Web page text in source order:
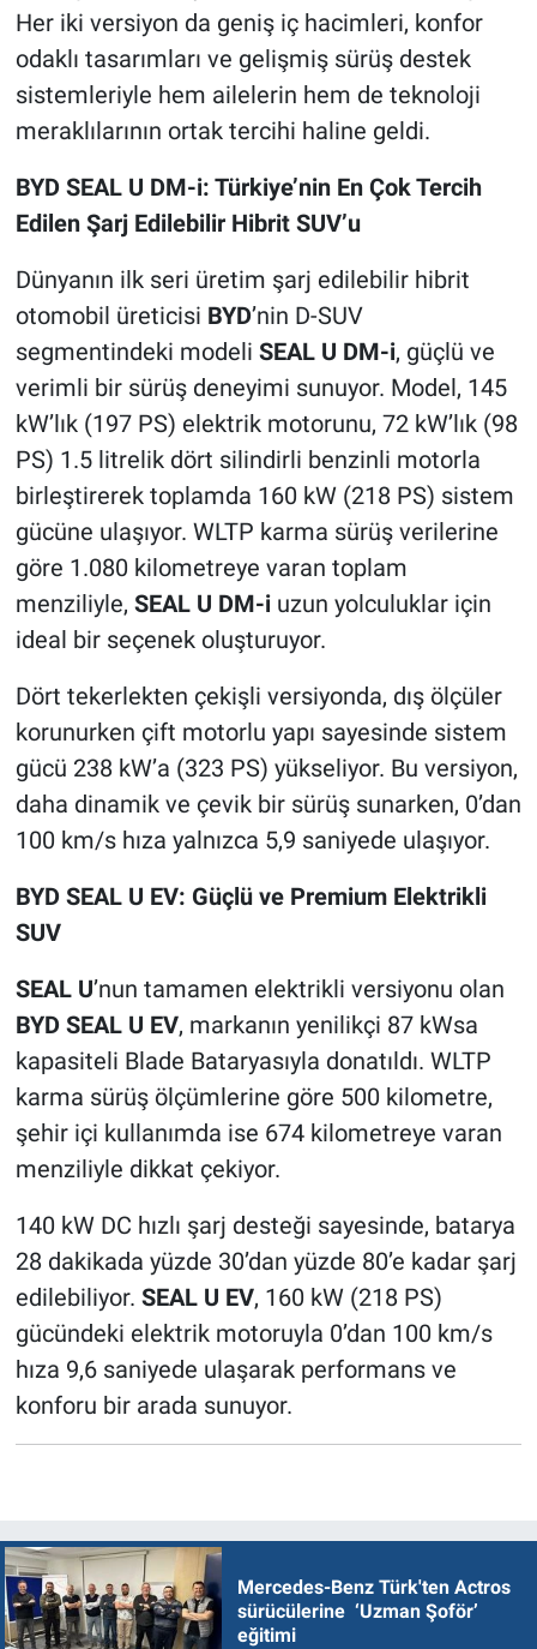
Her iki versiyon da geniş iç hacimleri, konfor
odaklı tasarımları ve gelişmiş sürüş destek
sistemleriyle hem ailelerin hem de teknoloji
meraklılarının ortak tercihi haline geldi.
BYD SEAL U DM-i: Türkiye’nin En Çok Tercih
Edilen Şarj Edilebilir Hibrit SUV’u
Dünyanın ilk seri üretim şarj edilebilir hibrit
otomobil üreticisi BYD’nin D-SUV
segmentindeki modeli SEAL U DM-i, güçlü ve
verimli bir sürüş deneyimi sunuyor. Model, 145
kW’lık (197 PS) elektrik motorunu, 72 kW’lık (98
PS) 1.5 litrelik dört silindirli benzinli motorla
birleştirerek toplamda 160 kW (218 PS) sistem
gücüne ulaşıyor. WLTP karma sürüş verilerine
göre 1.080 kilometreye varan toplam
menziliyle, SEAL U DM-iuzun yolculuklar için
ideal bir seçenek oluşturuyor.
Dört tekerlekten çekişli versiyonda, dış ölçüler
korunurken çift motorlu yapı sayesinde sistem
gücü 238 kW’a (323 PS) yükseliyor. Bu versiyon,
daha dinamik ve çevik bir sürüş sunarken, 0’dan
100 km/s hıza yalnızca 5,9 saniyede ulaşıyor.
BYD SEAL U EV: Güçlü ve Premium Elektrikli
SUV
SEAL U’nun tamamen elektrikli versiyonu olan
BYD SEAL U EV, markanın yenilikçi 87 kWsa
kapasiteli Blade Bataryasıyla donatıldı. WLTP
karma sürüş ölçümlerine göre 500 kilometre,
şehir içi kullanımda ise 674 kilometreye varan
menziliyle dikkat çekiyor.
140 kW DC hızlı şarj desteği sayesinde, batarya
28 dakikada yüzde 30’dan yüzde 80’e kadar şarj
edilebiliyor. SEAL U EV, 160 kW (218 PS)
gücündeki elektrik motoruyla 0’dan 100 km/s
hıza 9,6 saniyede ulaşarak performans ve
konforu bir arada sunuyor.
Mercedes-Benz Türk'ten Actros
sürücülerine ‘Uzman Şoför’
eğitimi